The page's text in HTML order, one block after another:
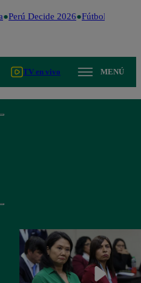
Perú Decide 2026 Fútbol peruano
TV en vivo MENÚ